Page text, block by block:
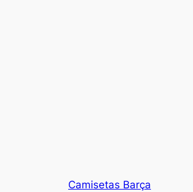
Camisetas Barça